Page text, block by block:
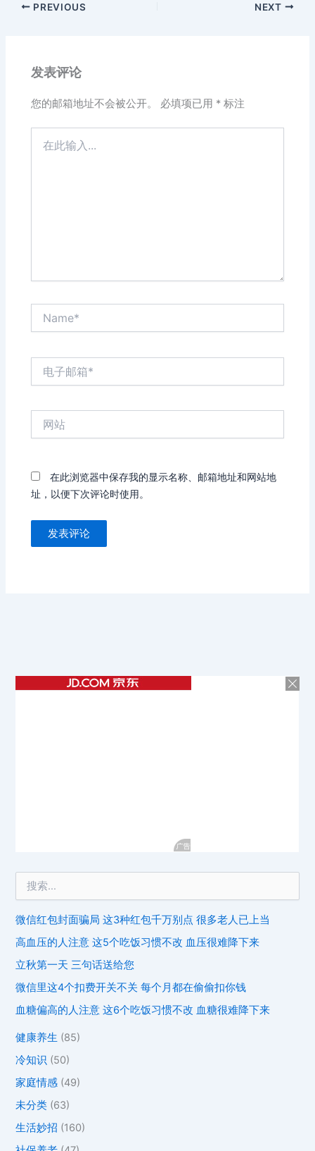
PREVIOUS NEXT
发表评论
您的邮箱地址不会被公开。 必填项已用 * 标注
在此浏览器中保存我的显示名称、邮箱地址和网站地
址，以便下次评论时使用。
微信红包封面骗局 这3种红包千万别点 很多老人已上当
高血压的人注意 这5个吃饭习惯不改 血压很难降下来
立秋第一天 三句话送给您
微信里这4个扣费开关不关 每个月都在偷偷扣你钱
血糖偏高的人注意 这6个吃饭习惯不改 血糖很难降下来
健康养生 (85)
冷知识 (50)
家庭情感 (49)
未分类 (63)
生活妙招 (160)